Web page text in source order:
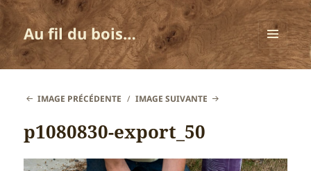
Au fil du bois…
MENU
ET
IMAGE PRÉCÉDENTE
IMAGE SUIVANTE
p1080830-export_50